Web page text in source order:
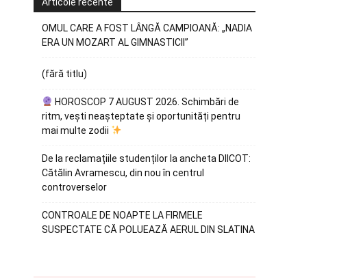
OMUL CARE A FOST LÂNGĂ CAMPIOANĂ: „NADIA
ERA UN MOZART AL GIMNASTICII”
(fără titlu)
HOROSCOP 7 AUGUST 2026. Schimbări de
ritm, vești neașteptate și oportunități pentru
mai multe zodii
De la reclamațiile studenților la ancheta DIICOT:
Cătălin Avramescu, din nou în centrul
controverselor
CONTROALE DE NOAPTE LA FIRMELE
SUSPECTATE CĂ POLUEAZĂ AERUL DIN SLATINA